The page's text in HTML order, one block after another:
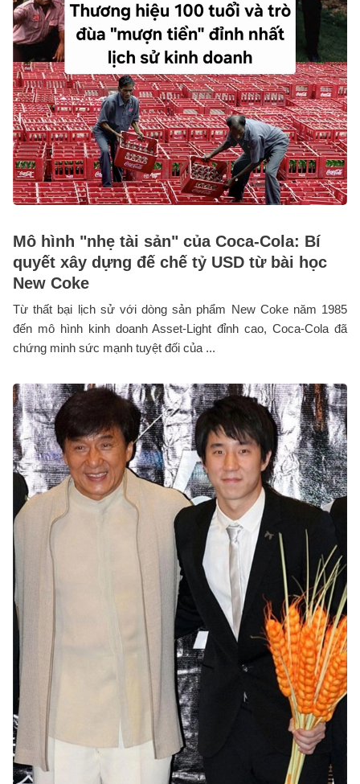
Mô hình "nhẹ tài sản" của Coca-Cola: Bí
quyết xây dựng đế chế tỷ USD từ bài học
New Coke
Từ thất bại lịch sử với dòng sản phẩm New Coke năm 1985
đến mô hình kinh doanh Asset-Light đỉnh cao, Coca-Cola đã
chứng minh sức mạnh tuyệt đối của ...